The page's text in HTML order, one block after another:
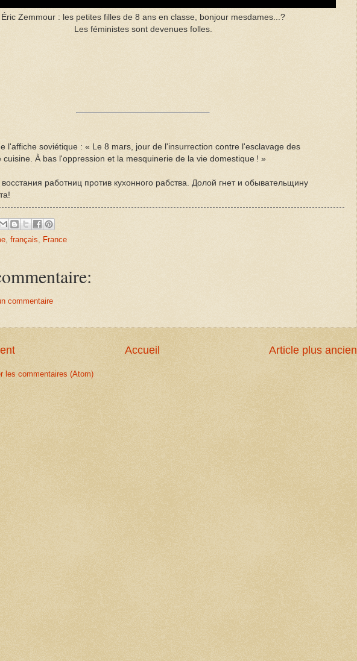
Éric Zemmour : les petites filles de 8 ans en classe, bonjour mesdames...?
Les féministes sont devenues folles.
l'affiche soviétique : « Le 8 mars, jour de l'insurrection contre l'esclavage des
cuisine. À bas l'oppression et la mesquinerie de la vie domestique ! »
работниц против кухонного рабства. Долой гнет и обывательщину
français France
commentaire
Article plus ancien
Accueil
les commentaires (Atom)